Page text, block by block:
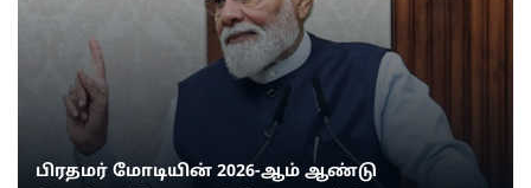
பிரதமர் மோடியின் 2026-ஆம் ஆண்டு